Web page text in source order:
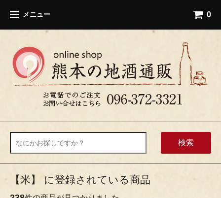
メニュー 0
検索
【米】 に登録されている商品